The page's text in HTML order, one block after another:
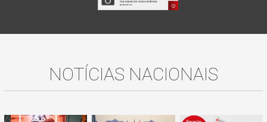
NOTÍCIAS NACIONAIS